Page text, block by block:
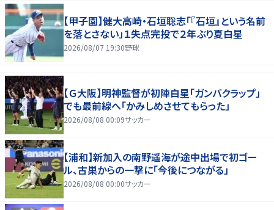
【甲子園】健大高崎・石垣聡志「『石垣』という名前
を落とさない」１失点完投で２年ぶり夏白星
2026/08/07 19:30野球
【Ｇ大阪】明神監督が初陣白星「ガンバクラップ」
でも最前線へ「かみしめさせてもらった」
2026/08/08 00:09サッカー
【浦和】新加入の南野遥海が途中出場で初ゴー
ル、古巣からの一撃に「今後につながる」
2026/08/08 00:00サッカー